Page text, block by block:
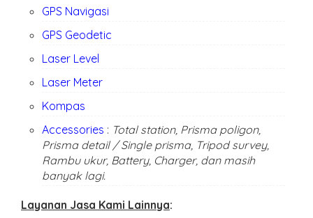
GPS Navigasi
GPS Geodetic
Laser Level
Laser Meter
Kompas
Accessories : Total station, Prisma poligon,
Prisma detail / Single prisma, Tripod survey,
Rambu ukur, Battery, Charger, dan masih
banyak lagi.
Layanan Jasa Kami Lainnya: